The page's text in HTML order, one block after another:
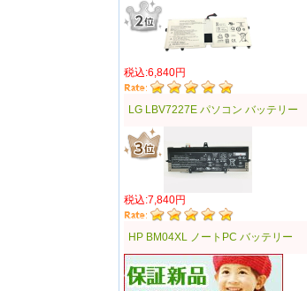
税込:6,840円
LG LBV7227E パソコン バッテリー
税込:7,840円
HP BM04XL ノートPC バッテリー